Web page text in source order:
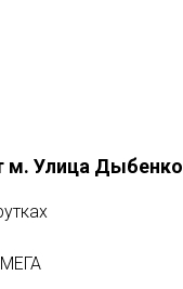
м. Улица Дыбенко